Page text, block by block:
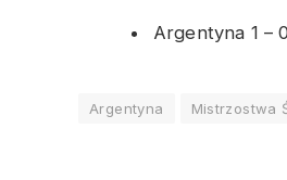
Argentyna 1 –
Argentyna Mistrzostwa